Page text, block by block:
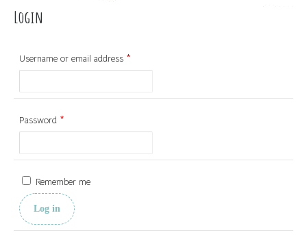
Login
Username or email address *
Password *
Remember me
Log in